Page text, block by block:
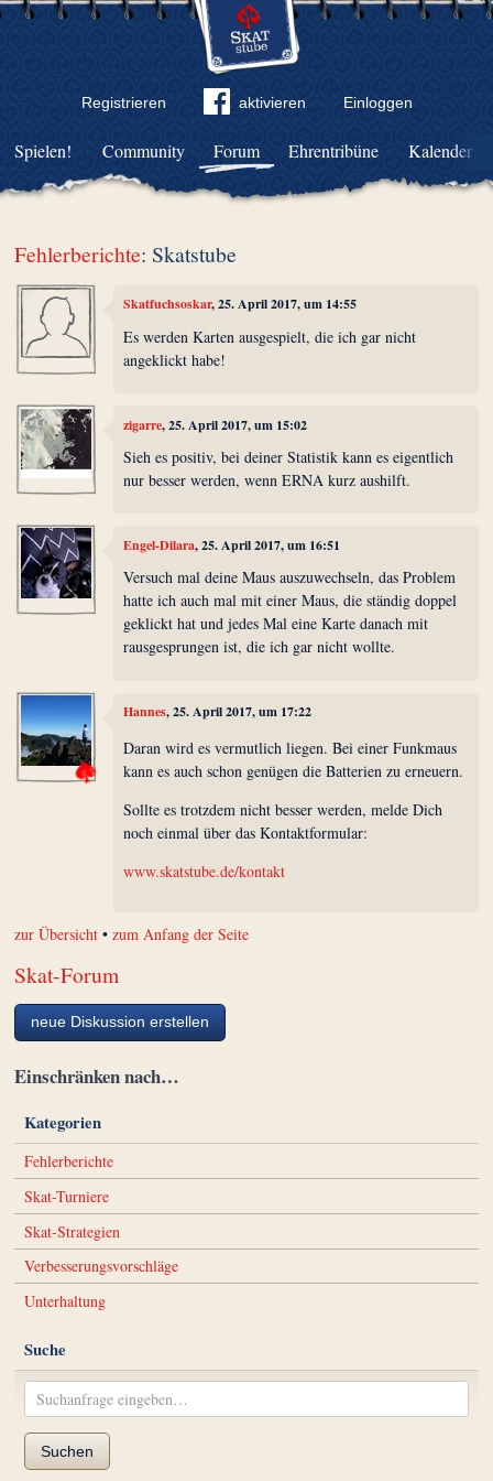
Registrieren aktivieren Einloggen
Community Forum Ehrentribüne Kalender
Spielen!
Fehlerberichte: Skatstube
Skatfuchsoskar, 25. April 2017, um 14:55
Es werden Karten ausgespielt, die ich gar nicht
angeklickt habe!
zigarre, 25. April 2017, um 15:02
Sieh es positiv, bei deiner Statistik kann es eigentlich
nur besser werden, wenn ERNA kurz aushilft.
Engel-Dilara, 25. April 2017, um 16:51
Versuch mal deine Maus auszuwechseln, das Problem
hatte ich auch mal mit einer Maus, die ständig doppel
geklickt hat und jedes Mal eine Karte danach mit
rausgesprungen ist, die ich gar nicht wollte.
Hannes, 25. April 2017, um 17:22
Daran wird es vermutlich liegen. Bei einer Funkmaus
kann es auch schon genügen die Batterien zu erneuern.
Sollte es trotzdem nicht besser werden, melde Dich
noch einmal über das Kontaktformular:
www.skatstube.de/kontakt
zur Übersicht •zum Anfang der Seite
Skat-Forum
neue Diskussion erstellen
Einschränken nach…
Kategorien
Fehlerberichte
Skat-Turniere
Skat-Strategien
Verbesserungsvorschläge
Unterhaltung
Suche
Suchen